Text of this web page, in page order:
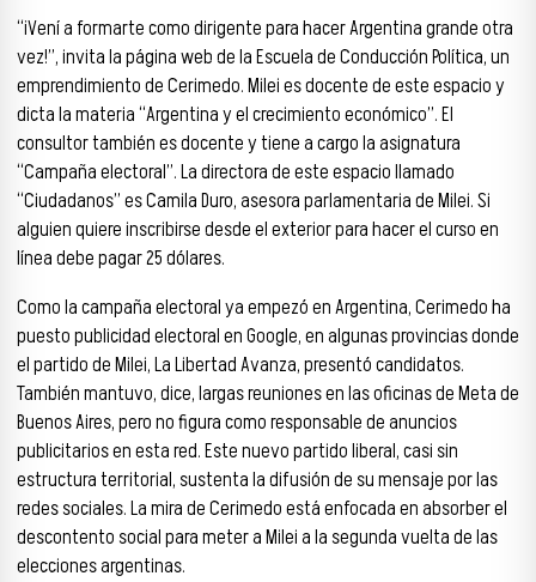
“¡Vení a formarte como dirigente para hacer Argentina grande otra
vez!”, invita la página web de la Escuela de Conducción Política, un
emprendimiento de Cerimedo. Milei es docente de este espacio y
dicta la materia “Argentina y el crecimiento económico”. El
consultor también es docente y tiene a cargo la asignatura
“Campaña electoral”. La directora de este espacio llamado
“Ciudadanos” es Camila Duro, asesora parlamentaria de Milei. Si
alguien quiere inscribirse desde el exterior para hacer el curso en
línea debe pagar 25 dólares.
Como la campaña electoral ya empezó en Argentina, Cerimedo ha
puesto publicidad electoral en Google, en algunas provincias donde
el partido de Milei, La Libertad Avanza, presentó candidatos.
También mantuvo, dice, largas reuniones en las oficinas de Meta de
Buenos Aires, pero no figura como responsable de anuncios
publicitarios en esta red. Este nuevo partido liberal, casi sin
estructura territorial, sustenta la difusión de su mensaje por las
redes sociales. La mira de Cerimedo está enfocada en absorber el
descontento social para meter a Milei a la segunda vuelta de las
elecciones argentinas.